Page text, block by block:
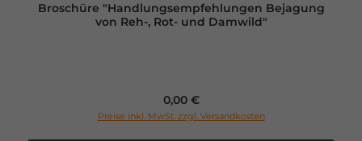
Broschüre "Handlungsempfehlungen Bejagung
von Reh-, Rot- und Damwild"
Regulärer Preis:
0,00 €
Preise inkl. MwSt. zzgl. Versandkosten